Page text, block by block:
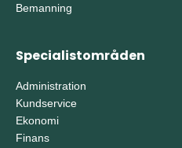
Bemanning
Specialistområden
Administration
Kundservice
Ekonomi
Finans